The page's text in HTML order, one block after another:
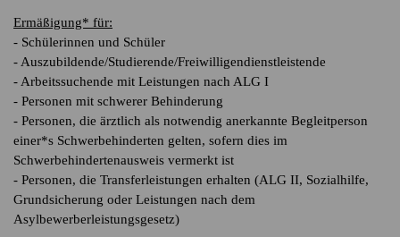
Ermäßigung* für:
- Schülerinnen und Schüler
- Auszubildende/Studierende/Freiwilligendienstleistende
- Arbeitssuchende mit Leistungen nach ALG I
- Personen mit schwerer Behinderung
- Personen, die ärztlich als notwendig anerkannte Begleitperson
einer*s Schwerbehinderten gelten, sofern dies im
Schwerbehindertenausweis vermerkt ist
- Personen, die Transferleistungen erhalten (ALG II, Sozialhilfe,
Grundsicherung oder Leistungen nach dem
Asylbewerberleistungsgesetz)